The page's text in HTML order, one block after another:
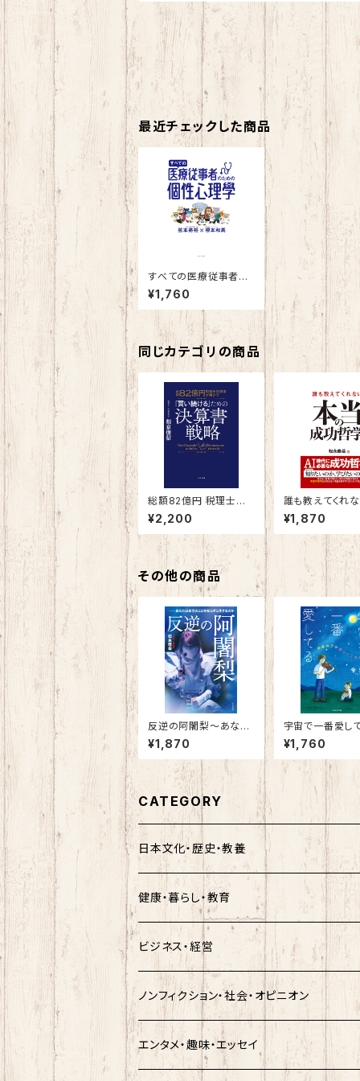
最近チェックした商品
すべての医療従事者の
ための個性心理學
¥1,760
同じカテゴリの商品
総額82億円 税理士投
資家が明かす 「買い
続ける」ための決算書
戦略
¥2,200
誰も教えてくれ
当の成功哲学
¥1,870
その他の商品
反逆の阿闍梨～あなた
は本当のことを知らず
に生きるのか～
¥1,870
宇宙で一番愛し
奇跡の子が残し
たもの～
¥1,760
CATEGORY
日本文化・歴史・教養
健康・暮らし・教育
ビジネス・経営
ノンフィクション・社会・オピニオン
エンタメ・趣味・エッセイ